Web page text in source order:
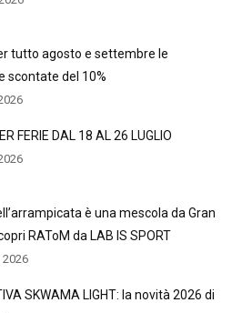
tutto agosto e settembre le
scontate del 10%
FERIE DAL 18 AL 26 LUGLIO
è una mescola da Gran
RAToM da LAB IS SPORT
2026
SKWAMA LIGHT: la novità 2026 di